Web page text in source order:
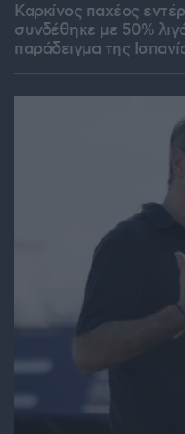
Καρκίνος παχέος
συνδέθηκε με 50%
παράδειγμα της